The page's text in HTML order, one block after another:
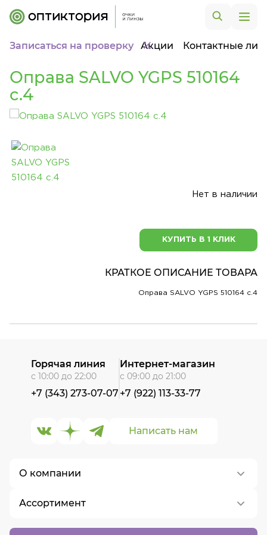
Записаться на проверку Акции Контактные
Оправа SALVO YGPS 510164
c.4
Нет в наличии
КУПИТЬ В 1 КЛИК
КРАТКОЕ ОПИСАНИЕ ТОВАРА
Оправа SALVO YGPS 510164 c.4
О компании
О нас
Контакты
Ассортимент
Написать нам
Горячая линия
с 10:00 до 22:00
+7 (343) 273-07-07
Интернет-магазин
с 09:00 до 21:00
+7 (922) 113-33-77